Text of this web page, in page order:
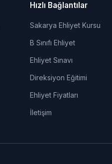
Hızlı Bağlantılar
Sakarya Ehliyet Kursu
B Sınıfı Ehliyet
Ehliyet Sınavı
Direksiyon Eğitimi
Ehliyet Fiyatları
İletişim